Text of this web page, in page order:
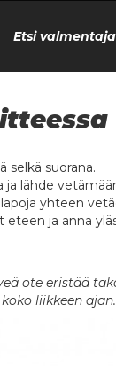
Etsi
selkä suorana.
lähde
yhteen
eteen ja anna
ote eristää
liikkeen ajan.